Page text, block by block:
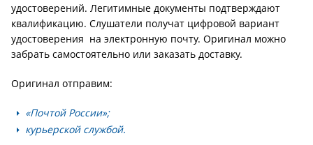
удостоверений. Легитимные документы подтверждают
квалификацию. Слушатели получат цифровой вариант
удостоверения на электронную почту. Оригинал можно
забрать самостоятельно или заказать доставку.
Оригинал отправим:
«Почтой России»;
курьерской службой.